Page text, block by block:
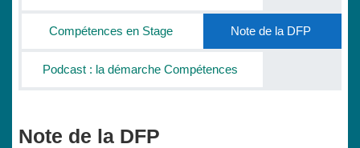
Compétences en Stage Note de la DFP
Podcast : la démarche Compétences
Note de la DFP